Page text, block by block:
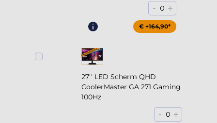
- 0 +
€ +164,90*
27'' LED Scherm QHD
CoolerMaster GA 271 Gaming
100Hz
- 0 +